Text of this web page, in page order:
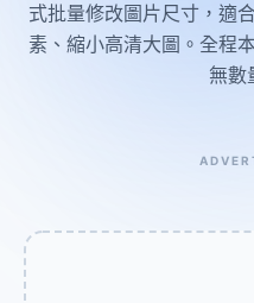
式批量修改圖片尺寸，適
素、縮小高清大圖。全程
無數